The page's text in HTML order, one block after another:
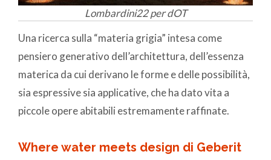
Lombardini22 per dOT
Una ricerca sulla “materia grigia” intesa come
pensiero generativo dell’architettura, dell’essenza
materica da cui derivano le forme e delle possibilità,
sia espressive sia applicative, che ha dato vita a
piccole opere abitabili estremamente raffinate.
Where water meets design di Geberit